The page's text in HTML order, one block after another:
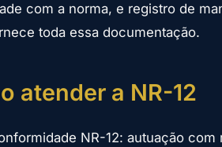
com a norma, e registro de
toda essa documentação.
atender a NR-12
NR-12: autuação com